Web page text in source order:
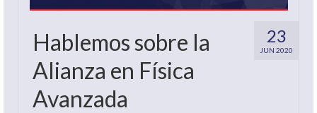
23
JUN 2020
Hablemos sobre la
Alianza en Física
Avanzada